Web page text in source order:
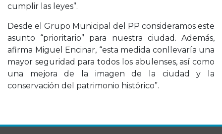
cumplir las leyes”.
Desde el Grupo Municipal del PP consideramos este
asunto “prioritario” para nuestra ciudad. Además,
afirma Miguel Encinar, “esta medida conllevaría una
mayor seguridad para todos los abulenses, así como
una mejora de la imagen de la ciudad y la
conservación del patrimonio histórico”.